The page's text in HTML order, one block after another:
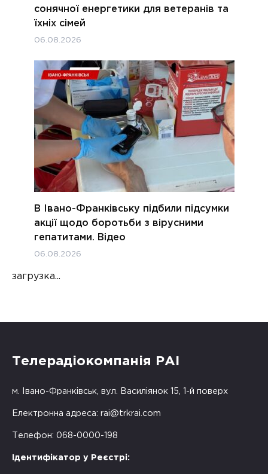
сонячної енергетики для ветеранів та
їхніх сімей
06.08.2026
В Івано-Франківську підбили підсумки
акції щодо боротьби з вірусними
гепатитами. Відео
06.08.2026
загрузка...
Телерадіокомпанія РАІ
м. Івано-Франківськ, вул. Василіянок 15, 1-й поверх
Електронна адреса: rai@trkrai.com
Телефон: 068-0000-198
Ідентифікатор у Реєстрі: